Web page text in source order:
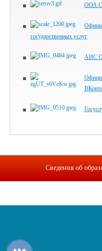
ООА
государственных услуг
АИС
Сведения об